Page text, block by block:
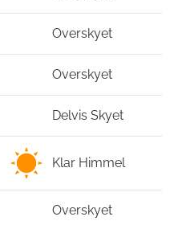
Overskyet
Overskyet
Delvis Skyet
Klar Himmel
Overskyet